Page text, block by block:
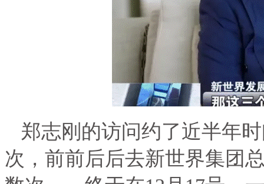
郑志刚的访问约了近半年
次，前前后后去新世界集团